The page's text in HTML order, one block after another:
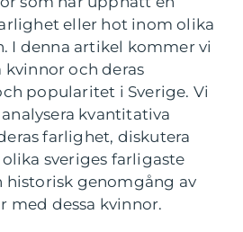
eller hot inom olika
I denna artikel kommer vi
kvinnor och deras
popularitet i Sverige. Vi
kvantitativa
farlighet, diskutera
sveriges farligaste
historisk genomgång av
med dessa kvinnor.